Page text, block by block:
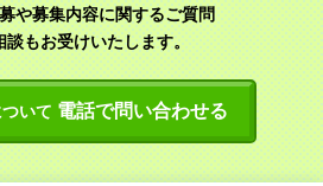
や募集内容に関するご質問
談もお受けいたします。
いて 電話で問い合わせる